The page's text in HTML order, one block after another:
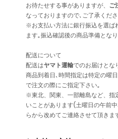
お待たせする事がありますが、 ご
なっておりますので､ご了承くだ
※お支払い方法に銀行振込を選ば
ます｡振込確認後の商品準備とな
配送について
配送はヤマト運輸でのお届けとな
商品到着日､時間指定は特定の曜
で注文の際にご指定下さい｡
※東北、関東、一部離島など、指
いことがあります(土曜日の午前
らから改めてご連絡させて頂きま